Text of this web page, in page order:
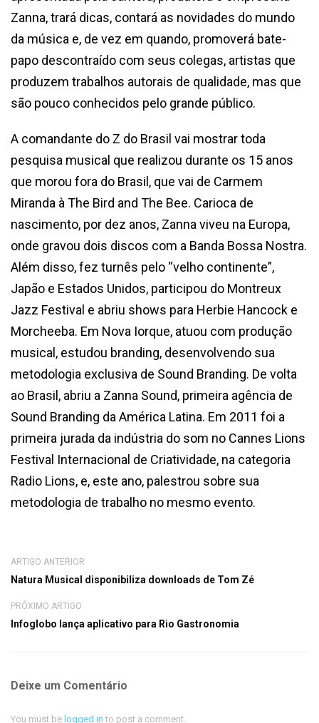
Zanna, trará dicas, contará as novidades do mundo
da música e, de vez em quando, promoverá bate-
papo descontraído com seus colegas, artistas que
produzem trabalhos autorais de qualidade, mas que
são pouco conhecidos pelo grande público.
A comandante do Z do Brasil vai mostrar toda
pesquisa musical que realizou durante os 15 anos
que morou fora do Brasil, que vai de Carmem
Miranda à The Bird and The Bee. Carioca de
nascimento, por dez anos, Zanna viveu na Europa,
onde gravou dois discos com a Banda Bossa Nostra.
Além disso, fez turnês pelo “velho continente”,
Japão e Estados Unidos, participou do Montreux
Jazz Festival e abriu shows para Herbie Hancock e
Morcheeba. Em Nova Iorque, atuou com produção
musical, estudou branding, desenvolvendo sua
metodologia exclusiva de Sound Branding. De volta
ao Brasil, abriu a Zanna Sound, primeira agência de
Sound Branding da América Latina. Em 2011 foi a
primeira jurada da indústria do som no Cannes Lions
Festival Internacional de Criatividade, na categoria
Radio Lions, e, este ano, palestrou sobre sua
metodologia de trabalho no mesmo evento.
ARTIGO ANTERIOR
Natura Musical disponibiliza downloads de Tom Zé
PRÓXIMO ARTIGO
Infoglobo lança aplicativo para Rio Gastronomia
Deixe um Comentário
You must be logged in to post a comment.